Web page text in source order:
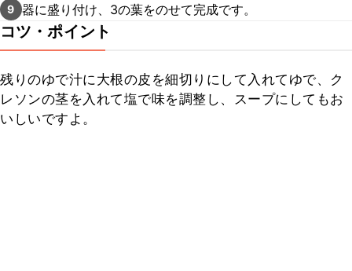
9 器に盛り付け、3の葉をのせて完成です。
コツ・ポイント
残りのゆで汁に大根の皮を細切りにして入れてゆで、ク
レソンの茎を入れて塩で味を調整し、スープにしてもお
いしいですよ。